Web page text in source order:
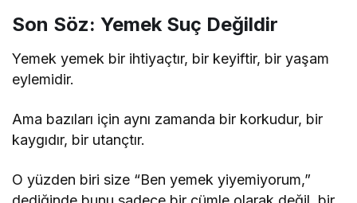
Son Söz: Yemek Suç Değildir
Yemek yemek bir ihtiyaçtır, bir keyiftir, bir yaşam
eylemidir.
Ama bazıları için aynı zamanda bir korkudur, bir
kaygıdır, bir utançtır.
O yüzden biri size “Ben yemek yiyemiyorum,”